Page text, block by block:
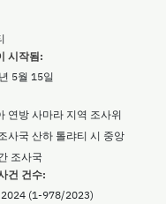
시작됨:
5월 15일
연방 사마라 지역 조사위
사국 산하 톨랴티 시 중앙
조사국
건 건수:
(1-978/2023)